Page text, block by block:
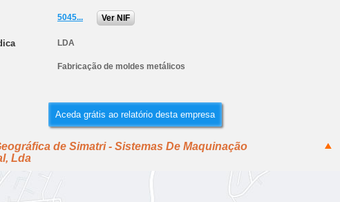
5045... Ver NIF
LDA
Fabricação de moldes metálicos
Aceda grátis ao relatório desta empresa
de Simatri - Sistemas De Maquinação
Lda